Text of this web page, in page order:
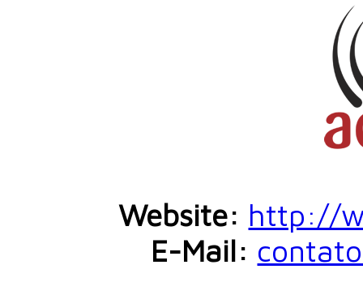
Website: http://
E-Mail: